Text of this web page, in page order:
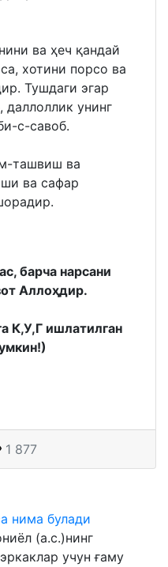
ва ҳеч қандай
хотини порсо ва
Тушдаги эгар
даллоллик унинг
с-савоб.
ташвиш ва
ва сафар
барча нарсани
Аллоҳдир.
К,У,Г ишлатилган
1 877
нима булади
(а.с.)нинг
учун ғаму